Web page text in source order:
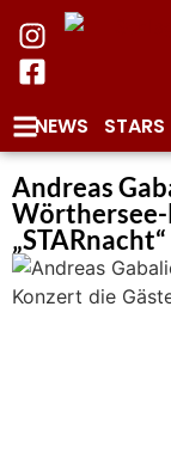
NEWS STARS
Andreas
„STARnacht“